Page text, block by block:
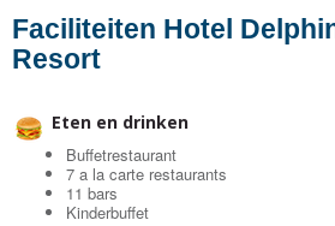
Faciliteiten Hotel
Resort
Eten en drinken
Buffetrestaurant
7 a la carte restaurants
11 bars
Kinderbuffet